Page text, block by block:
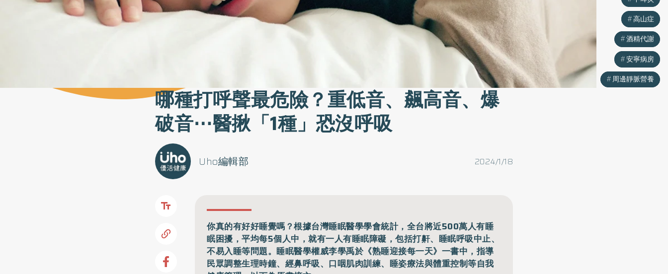
哪種打呼聲最危險？重低音、飆高音、爆
破音⋯醫揪「1種」恐沒呼吸
2024/1/18
Uho編輯部
你真的有好好睡覺嗎？根據台灣睡眠醫學學會統計，全台將近500萬人有睡
眠困擾，平均每5個人中，就有一人有睡眠障礙，包括打鼾、睡眠呼吸中止、
不易入睡等問題。睡眠醫學權威李學禹於《熟睡迎接每一天》一書中，指導
民眾調整生理時鐘、經鼻呼吸、口咽肌肉訓練、睡姿療法與體重控制等自我
高山症
酒精代謝
安寧病房
周邊靜脈營養
高山症
酒精代謝
安寧病房
周邊靜脈營養